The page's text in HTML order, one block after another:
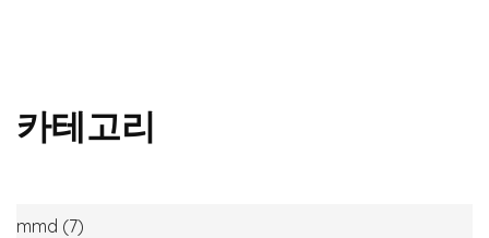
카테고리
mmd (7)